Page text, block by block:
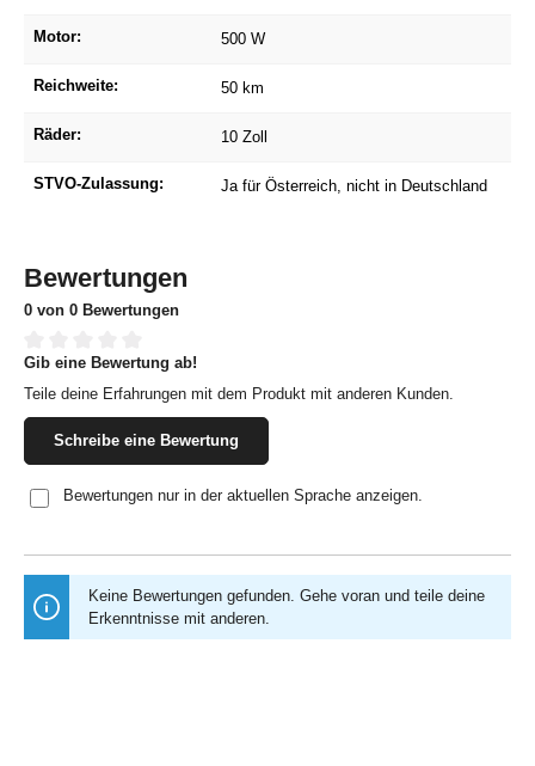
Motor: 500 W
Reichweite: 50 km
Räder: 10 Zoll
STVO-Zulassung: Ja für Österreich, nicht in Deutschland
Bewertungen
0 von 0 Bewertungen
Durchschnittliche Bewertung von 0 von 5 Sternen
Gib eine Bewertung ab!
Teile deine Erfahrungen mit dem Produkt mit anderen Kunden.
Schreibe eine Bewertung
Bewertungen nur in der aktuellen Sprache anzeigen.
Keine Bewertungen gefunden. Gehe voran und teile deine
Erkenntnisse mit anderen.